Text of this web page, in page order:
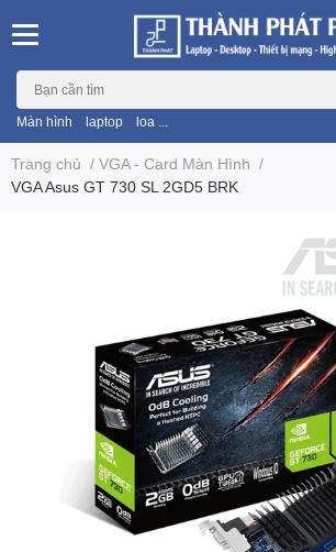
Màn hình laptop loa ...
Trang chủ / VGA - Card Màn Hình /
VGA Asus GT 730 SL 2GD5 BRK